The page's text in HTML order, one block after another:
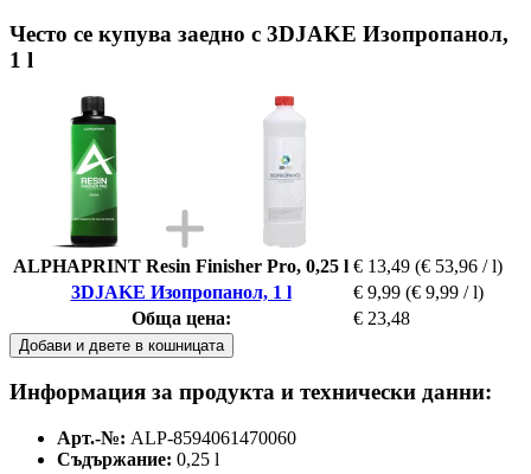
Често се купува заедно с 3DJAKE Изопропанол,
1 l
ALPHAPRINT Resin Finisher Pro, 0,25 l € 13,49 (€ 53,96 / l)
3DJAKE Изопропанол, 1 l
€ 9,99 (€ 9,99 / l)
Обща цена:
€ 23,48
Добави и двете в кошницата
Информация за продукта и технически данни:
Арт.-№: ALP-8594061470060
Съдържание: 0,25 l